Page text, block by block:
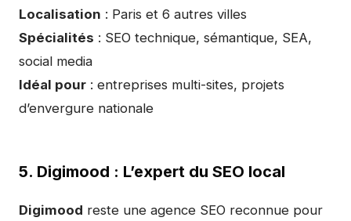
Localisation : Paris et 6 autres villes
Spécialités : SEO technique, sémantique, SEA,
social media
Idéal pour : entreprises multi-sites, projets
d’envergure nationale
5. Digimood : L’expert du SEO local
Digimood reste une agence SEO reconnue pour